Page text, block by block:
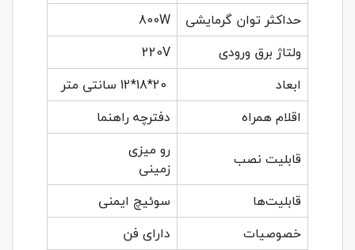
حداکثر توان گرمایشی
800W
ولتاژ برق ورودی
220V
ابعاد
اقلام همراه
دفترچه راهنما
قابلیت نصب
رو میزی
زمینی
قابلیت‌ها
سوئیچ ایمنی
خصوصیات
دارای فن